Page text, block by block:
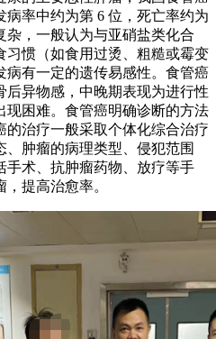
率中约为第 6 位，死亡率约为
杂，一般认为与亚硝盐类化合
习惯（如食用过烫、粗糙或霉变
病有一定的遗传易感性。食管癌
后异物感，中晚期表现为进行性
现困难。食管癌明确诊断的方法
的治疗一般采取个体化综合治疗
肿瘤的病理类型、侵犯范围
手术、抗肿瘤药物、放疗等手
提高治愈率。